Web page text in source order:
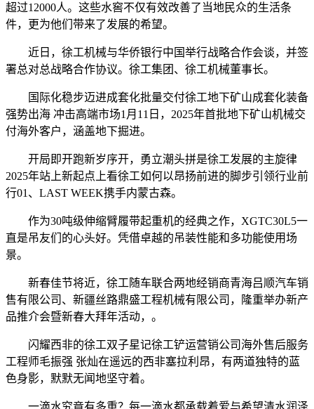
超过12000人。这些水窖不仅有效改善了当地民众的生活条
件，更为他们带来了发展的希望。
近日，徐工机械与华侨银行中国举行战略合作会谈，并签
署总对总战略合作协议。徐工集团、徐工机械董事长。
国际化稳步迈进成套化批量交付徐工地下矿山成套化装备
强势出海 冲击高端市场1月11日，2025年首批地下矿山机械交
付海外客户，涵盖地下掘进。
开局即开跑新岁序开，勇立潮头拼是徐工发展的主旋律
2025年站上新起点上看徐工如何以昂扬前进的脚步引领行业前
行01、LAST WEEK携手内蒙古森。
作为30吨级伸缩臂履带起重机的经典之作，XGTC30L5一
直是吊友们的心头好。凭借卓越的吊装性能和多功能使用场
景。
新春佳节将近，徐工随车联合两地经销商青海吕顺汽车销
售有限公司、新疆丝路鼎盛工程机械有限公司，隆重举办新产
品推介会暨新春大拜年活动，。
闪耀西非的徐工双子星记徐工铲运营销公司海外售后服务
工程师毛振强 张灿在遥远的西非塞拉利昂，有两道独特的蓝
色身影，默默无闻地坚守着。
一滴水究竟有多重？每一滴水都承载着爱与希望清水润泽